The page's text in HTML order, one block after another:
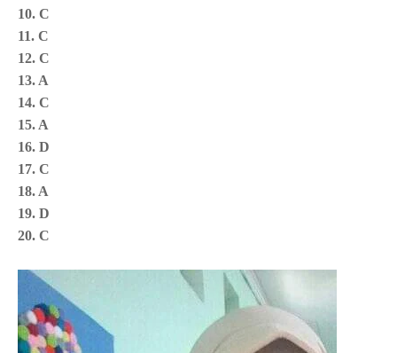
10. C
11. C
12. C
13. A
14. C
15. A
16. D
17. C
18. A
19. D
20. C